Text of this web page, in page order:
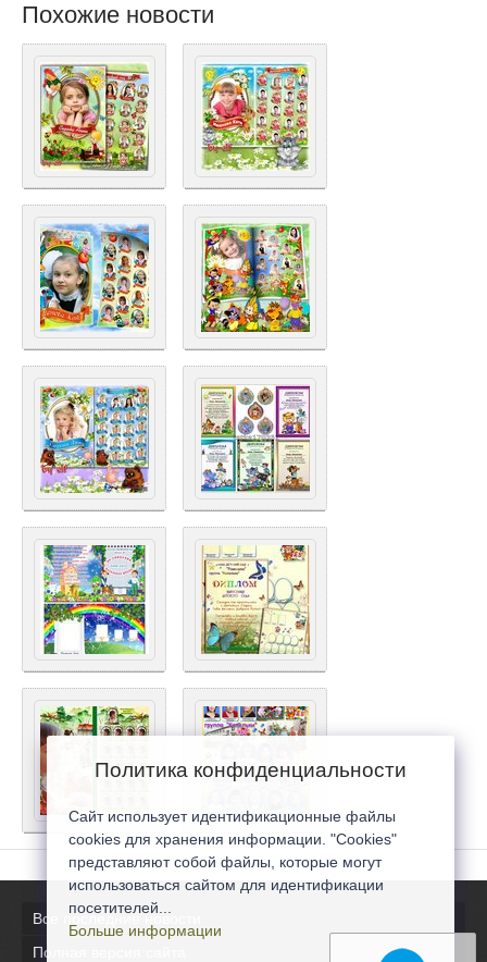
Похожие новости
Все последние новости
Полная версия сайта
Политика конфиденциальности
Сайт использует идентификационные файлы
cookies для хранения информации. "Cookies"
представляют собой файлы, которые могут
использоваться сайтом для идентификации
посетителей...
Больше информации